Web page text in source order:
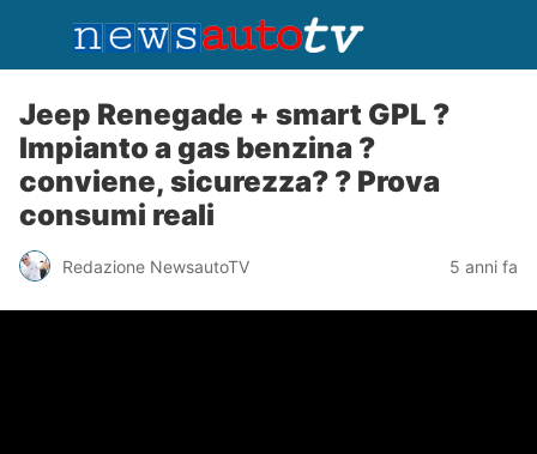
Jeep Renegade + smart GPL ?
Impianto a gas benzina ?
conviene, sicurezza? ? Prova
consumi reali
Redazione NewsautoTV 5 anni fa